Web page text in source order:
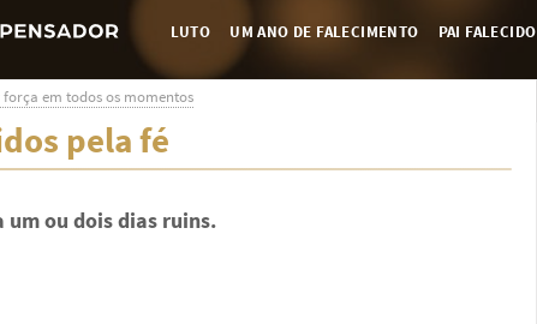
LUTO UM ANO DE FALECIMENTO PAI FALECIDO
força em todos os momentos
pela fé
um ou dois dias ruins.